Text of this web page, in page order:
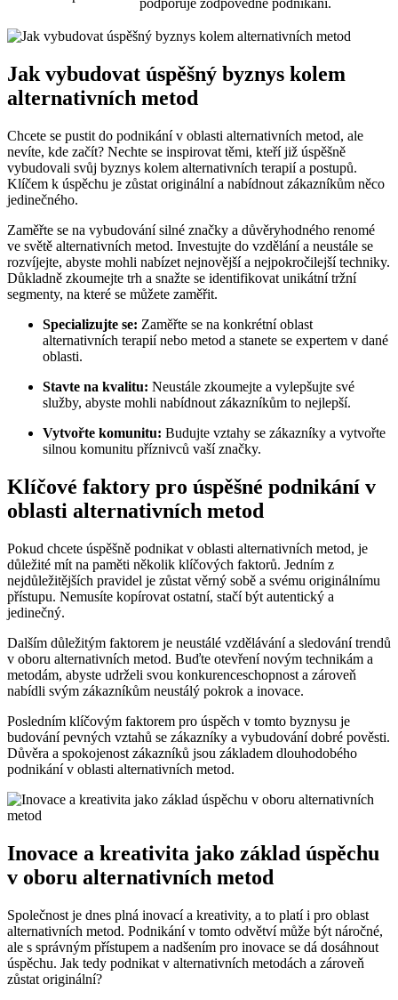
podporuje zodpovědné podnikání.
Jak vybudovat úspěšný byznys kolem
alternativních metod
Chcete se pustit do podnikání v oblasti alternativních metod, ale
nevíte, kde začít? Nechte se inspirovat těmi, kteří již úspěšně
vybudovali svůj byznys kolem alternativních terapií a postupů.
Klíčem k úspěchu je zůstat originální a nabídnout zákazníkům něco
jedinečného.
Zaměřte se na vybudování silné značky a důvěryhodného renomé
ve světě alternativních metod. Investujte do vzdělání a neustále se
rozvíjejte, abyste mohli nabízet nejnovější a nejpokročilejší techniky.
Důkladně zkoumejte trh a snažte se identifikovat unikátní tržní
segmenty, na které se můžete zaměřit.
Specializujte se: Zaměřte se na konkrétní oblast
alternativních terapií nebo metod a stanete se expertem v dané
oblasti.
Stavte na kvalitu: Neustále zkoumejte a vylepšujte své
služby, abyste mohli nabídnout zákazníkům to nejlepší.
Vytvořte komunitu: Budujte vztahy se zákazníky a vytvořte
silnou komunitu příznivců vaší značky.
Klíčové faktory pro úspěšné podnikání v
oblasti alternativních metod
Pokud chcete úspěšně podnikat v oblasti alternativních metod, je
důležité mít na paměti několik klíčových faktorů. Jedním z
nejdůležitějších pravidel je zůstat věrný sobě a svému originálnímu
přístupu. Nemusíte kopírovat ostatní, stačí být autentický a
jedinečný.
Dalším důležitým faktorem je neustálé vzdělávání a sledování trendů
v oboru alternativních metod. Buďte otevření novým technikám a
metodám, abyste udrželi svou konkurenceschopnost a zároveň
nabídli svým zákazníkům neustálý pokrok a inovace.
Posledním klíčovým faktorem pro úspěch v tomto byznysu je
budování pevných vztahů se zákazníky a vybudování dobré pověsti.
Důvěra a spokojenost zákazníků jsou základem dlouhodobého
podnikání v oblasti alternativních metod.
Inovace a kreativita jako základ úspěchu
v oboru alternativních metod
Společnost je dnes plná inovací a kreativity, a to platí i pro oblast
alternativních metod. Podnikání v tomto odvětví může být náročné,
ale s správným přístupem a nadšením pro inovace se dá dosáhnout
úspěchu. Jak tedy podnikat v alternativních metodách a zároveň
zůstat originální?